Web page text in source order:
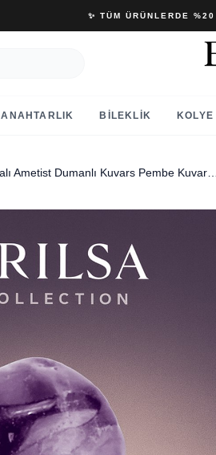
✨ TÜM ÜRÜNLERDE
ANAHTARLIK BILEKLIK KOLYE